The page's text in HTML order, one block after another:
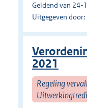
Geldend van
Uitgegeven
2021
Regeling